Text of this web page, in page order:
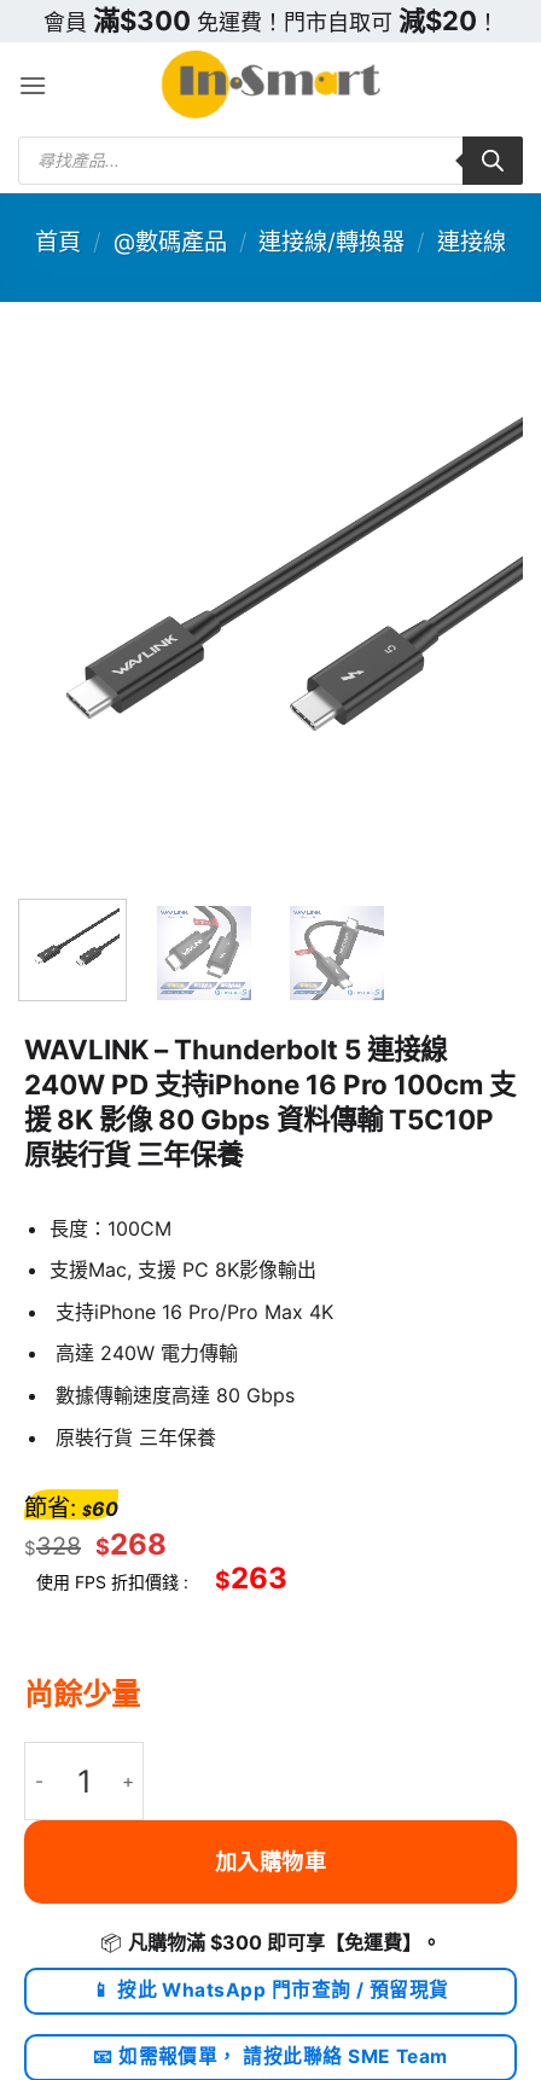
content
會員 滿$300 免運費！門市自取可 減$20 ！
Products
search
首頁 / @數碼產品 / 連接線/轉換器 / 連接線
WAVLINK – Thunderbolt 5 連接線
240W PD 支持iPhone 16 Pro 100cm 支
援 8K 影像 80 Gbps 資料傳輸 T5C10P
原裝行貨 三年保養
長度：100CM
支援Mac, 支援 PC 8K影像輸出​
支持iPhone 16 Pro/Pro Max 4K
高達 240W 電力傳輸
數據傳輸速度高達 80 Gbps
原裝行貨 三年保養
$328 $268
節省: $60
使用 FPS 折扣價錢 : $263
尚餘少量
加入購物車
📦 凡購物滿 $300 即可享 【免運費】 。
📱 按此 WhatsApp 門市查詢 / 預留現貨
📧 如需報價單， 請按此聯絡 SME Team